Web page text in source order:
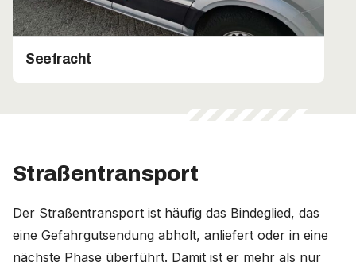
Seefracht
Straßentransport
Der Straßentransport ist häufig das Bindeglied, das
eine Gefahrgutsendung abholt, anliefert oder in eine
nächste Phase überführt. Damit ist er mehr als nur